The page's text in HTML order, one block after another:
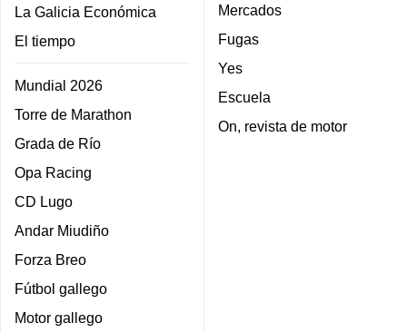
La Galicia Económica
El tiempo
Mundial 2026
Torre de Marathon
Grada de Río
Opa Racing
CD Lugo
Andar Miudiño
Forza Breo
Fútbol gallego
Motor gallego
Mercados
Fugas
Yes
Escuela
On, revista de motor